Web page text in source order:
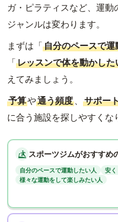
ガ・ピラティスなど、運
ジャンルは変わります。
まずは「自分のペースで運
「レッスンで体を動かした
えてみましょう。
予算や通う頻度 、 サポー
に合う施設を探しやすくな
スポーツジムがおすすめ
自分のペースで運動したい人
安く
様々な運動をして楽しみたい人